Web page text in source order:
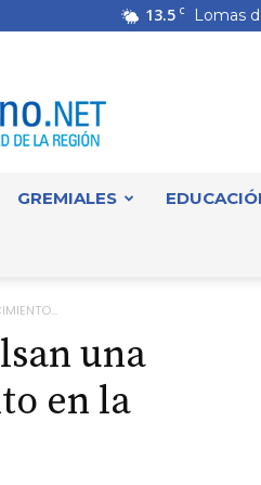
13.5 C Lomas
GREMIALES
una
en la